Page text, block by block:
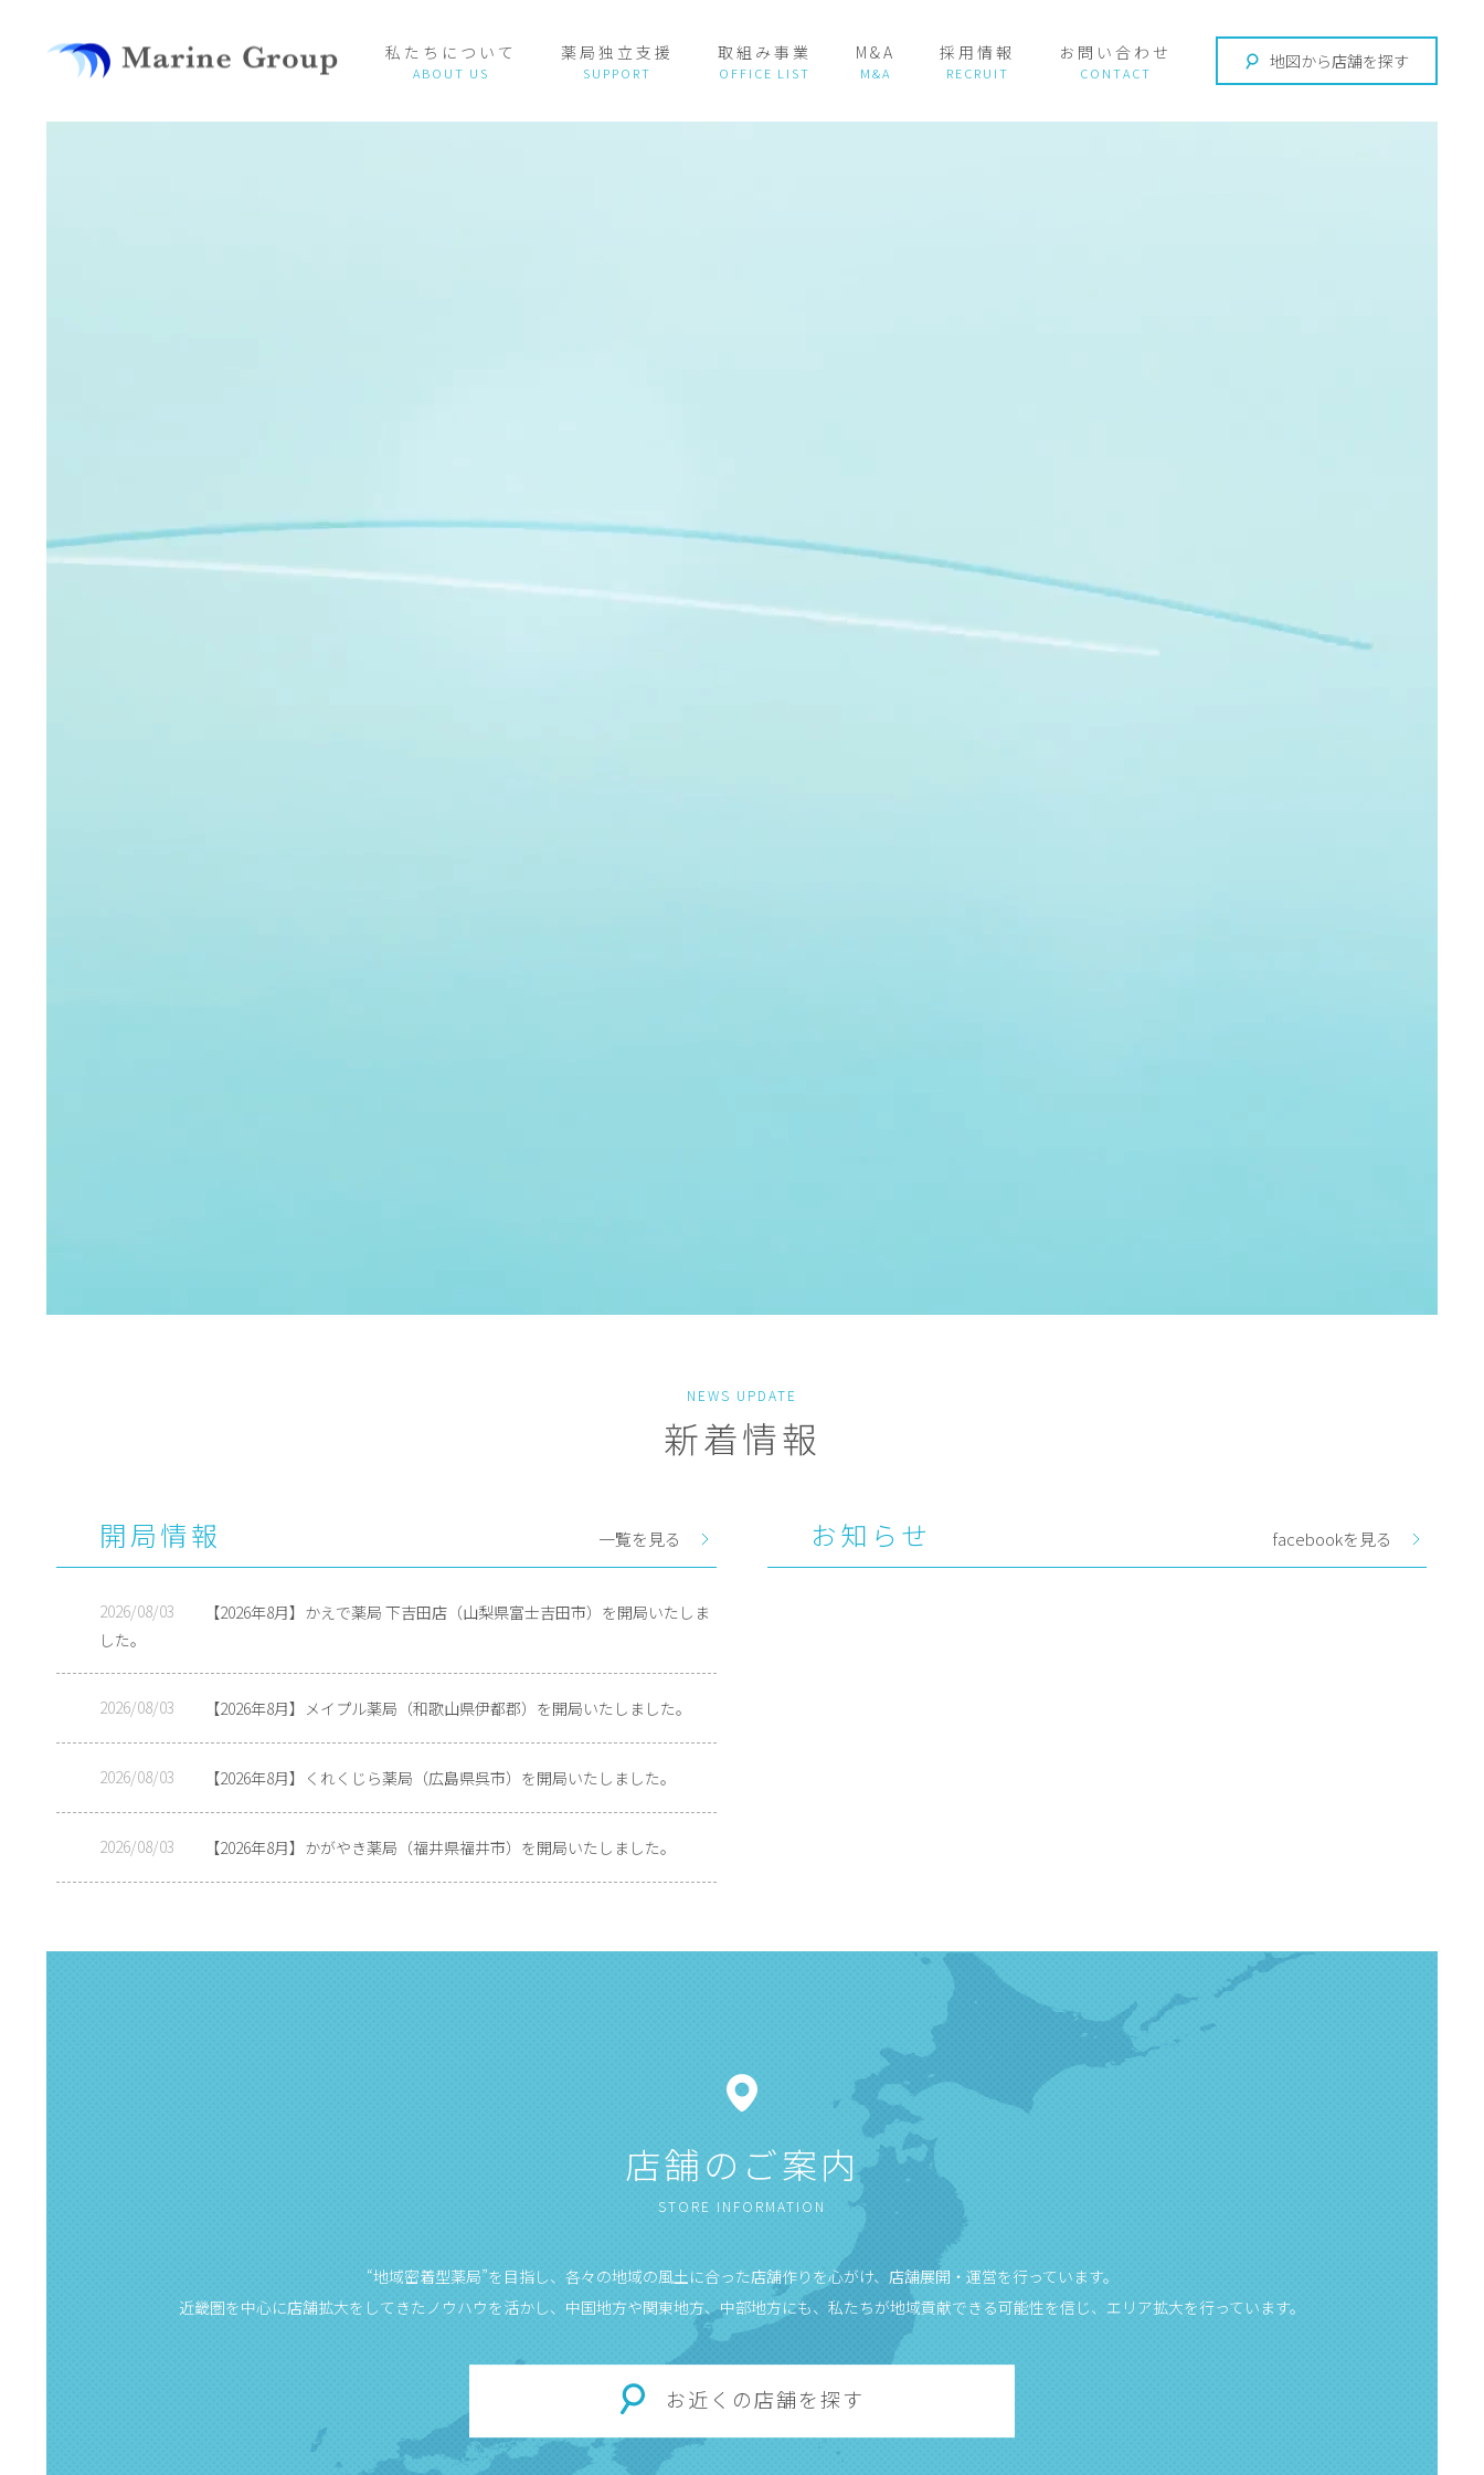
私たちについて 薬局独立支援 取組み事業 M&A 採用情報 お問い合わせ 地図から店舗を探す
NEWS UPDATE
新着情報
開局情報 一覧を見る
2026/08/03
【2026年8月】かえで薬局 下吉田店（山梨県富士吉田市）を開局いたしま
した。
2026/08/03 【2026年8月】メイプル薬局（和歌山県伊都郡）を開局いたしました。
2026/08/03 【2026年8月】くれくじら薬局（広島県呉市）を開局いたしました。
2026/08/03 【2026年8月】かがやき薬局（福井県福井市）を開局いたしました。
お知らせ facebookを見る
店舗のご案内
STORE INFORMATION
“地域密着型薬局”を目指し、各々の地域の風土に合った店舗作りを心がけ、店舗展開・運営を行っています。
近畿圏を中心に店舗拡大をしてきたノウハウを活かし、中国地方や関東地方、中部地方にも、私たちが地域貢献できる可能性を信じ、エリア拡大を行っています。
お近くの店舗を探す